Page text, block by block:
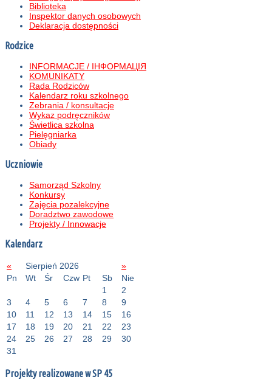
Biblioteka
Inspektor danych osobowych
Deklaracja dostępności
Rodzice
INFORMACJE / ІНФОРМАЦІЯ
KOMUNIKATY
Rada Rodziców
Kalendarz roku szkolnego
Zebrania / konsultacje
Wykaz podręczników
Świetlica szkolna
Pielęgniarka
Obiady
Uczniowie
Samorząd Szkolny
Konkursy
Zajęcia pozalekcyjne
Doradztwo zawodowe
Projekty / Innowacje
Kalendarz
« Sierpień 2026
»
Pn
Wt Śr Czw Pt Sb
Nie
1
2
3
4 5 6 7 8
9
10
11 12 13 14 15
16
17
18 19 20 21 22
23
24
25 26 27 28 29
30
31
Projekty realizowane w SP 45